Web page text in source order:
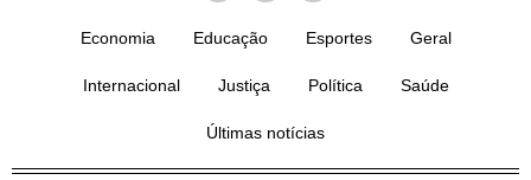
Economia Educação Esportes Geral
Internacional Justiça Política Saúde
Últimas notícias